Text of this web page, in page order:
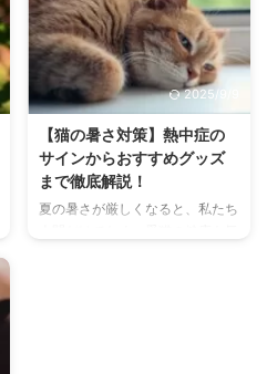
まで、魅力的なドッグランがたく
さんあります。 しかし、「初め
てドッグランに行くから不安」
「どの施設が愛犬に合っているか
わからない」という方も多いので
はないでしょうか。 この記事で
は、大阪府内にある人気のドッグ
ランを厳選し、料金、広さ、利用
条件、設備など、気になる情報を
網羅的に解説します。 さらに、
2025/9/9
【猫の暑さ対策】熱中症の
サインからおすすめグッズ
まで徹底解説！
夏の暑さが厳しくなると、私たち